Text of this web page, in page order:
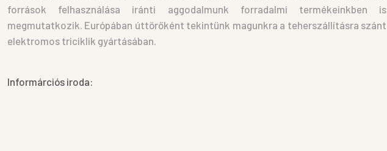
források felhasználása iránti aggodalmunk forradalmi termékeinkben is
megmutatkozik. Európában úttörőként tekintünk magunkra a teherszállításra szánt
elektromos triciklik gyártásában.
Informárciós iroda: